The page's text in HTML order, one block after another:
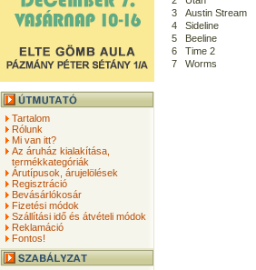
Tartalom
Rólunk
Mi van itt?
Az áruház kialakítása,
termékkategóriák
Árutípusok, árujelölések
Regisztráció
Bevásárlókosár
Fizetési módok
Szállítási idő és átvételi módok
Reklamáció
Fontos!
3
Austin Stream
4
Sideline
5
Beeline
6
Time 2
7
Worms